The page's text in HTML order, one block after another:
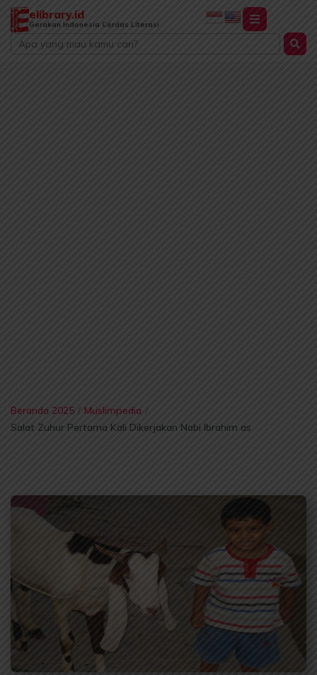
Lewati
konten
elibrary.id
Gerakan Indonesia Cerdas Literasi
Search
...
Beranda 2025 / Muslimpedia /
Salat Zuhur Pertama Kali Dikerjakan Nabi Ibrahim as